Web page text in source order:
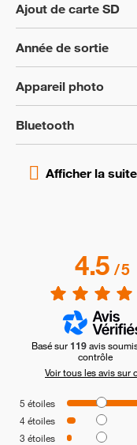
Ajout de carte SD
Année de sortie
Appareil photo
Bluetooth
4.5/5
Basé sur 119avis
contrôle
Voir tous les avis sur
5 étoiles
4étoiles
3 étoiles